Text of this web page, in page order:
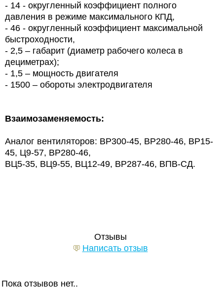
- 14 - округленный коэффициент полного
давления в режиме максимального КПД,
- 46 - округленный коэффициент максимальной
быстроходности,
- 2,5 – габарит (диаметр рабочего колеса в
дециметрах);
- 1,5 – мощность двигателя
- 1500 – обороты электродвигателя
Взаимозаменяемость:
Аналог вентиляторов: ВР300-45, ВР280-46, ВР15-
45, Ц9-57, ВР280-46,
ВЦ5-35, ВЦ9-55, ВЦ12-49, ВР287-46, ВПВ-СД.
Отзывы
Написать отзыв
Пока отзывов нет..